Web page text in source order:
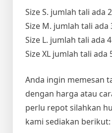
Size S. jumlah tali ada 2
Size M. jumlah tali ada
Size L. jumlah tali ada 4
Size XL jumlah tali ada
Anda ingin memesan
dengan harga atau
perlu repot silahkan
kami sediakan berikut: